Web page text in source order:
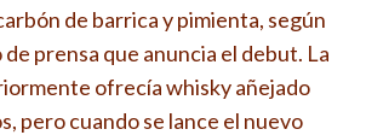
de barrica y pimienta, según
prensa que anuncia el debut. La
ofrecía whisky añejado
pero cuando se lance el nuevo